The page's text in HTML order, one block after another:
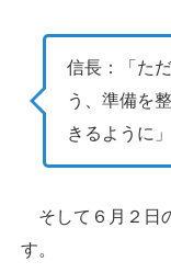
信長：「た
う、準備を
きるように」
そして６月２日
す。